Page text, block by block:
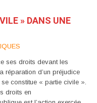
» DANS UNE
ses droits devant les
réparation d’un préjudice
constitue « partie civile ».
droits en